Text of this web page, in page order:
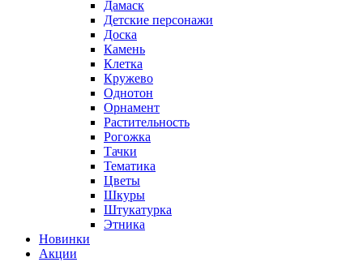
Дамаск
Детские персонажи
Доска
Камень
Клетка
Кружево
Однотон
Орнамент
Растительность
Рогожка
Тачки
Тематика
Цветы
Шкуры
Штукатурка
Этника
Новинки
Акции